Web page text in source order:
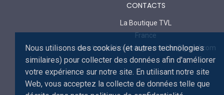
Nous utilisons des cookies (et autres technologies
similaires) pour collecter des données afin d'améliorer
votre expérience sur notre site. En utilisant notre site
Web, vous acceptez la collecte de données telle que
CONTACTS
La Boutique TVL
France
assistance2.bouledoguemedias@gmail.com